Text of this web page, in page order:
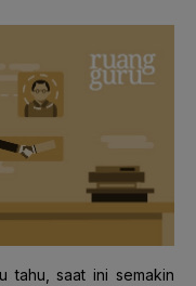
tahu, saat ini semakin